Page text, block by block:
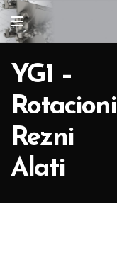
YG1 –
Rotacioni
Rezni
Alati